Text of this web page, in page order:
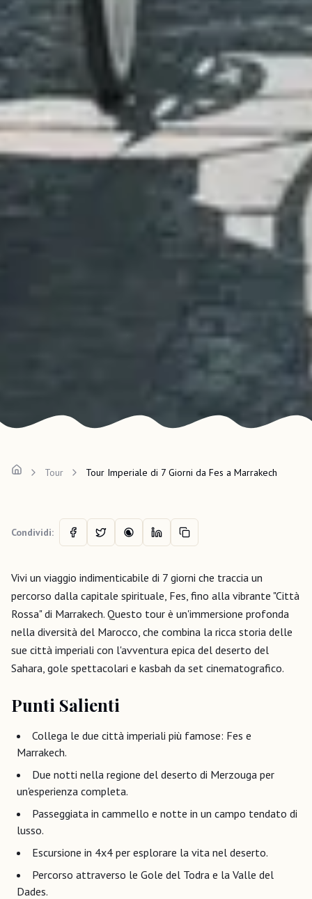
Tour Tour Imperiale di 7 Giorni da Fes a Marrakech
Condividi:
Vivi un viaggio indimenticabile di 7 giorni che traccia un
percorso dalla capitale spirituale, Fes, fino alla vibrante "Città
Rossa" di Marrakech. Questo tour è un'immersione profonda
nella diversità del Marocco, che combina la ricca storia delle
sue città imperiali con l'avventura epica del deserto del
Sahara, gole spettacolari e kasbah da set cinematografico.
Punti Salienti
Collega le due città imperiali più famose: Fes e
Marrakech.
Due notti nella regione del deserto di Merzouga per
un'esperienza completa.
Passeggiata in cammello e notte in un campo tendato di
lusso.
Escursione in 4x4 per esplorare la vita nel deserto.
Percorso attraverso le Gole del Todra e la Valle del
Dades.